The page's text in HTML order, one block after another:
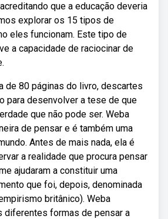
que a educação deveria
explorar os 15 tipos de
eles funcionam. Este tipo de
a capacidade de raciocinar de
de 80 páginas do livro, descartes
para desenvolver a tese de que
que não pode ser. Weba
de pensar e é também uma
Antes de mais nada, ela é
a realidade que procura pensar
ajudaram a constituir uma
que foi, depois, denominada
britânico). Weba
diferentes formas de pensar a